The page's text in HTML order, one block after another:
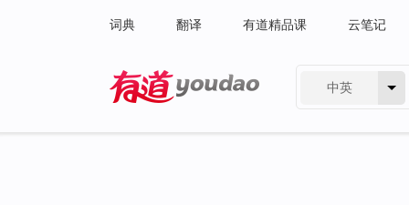
词典 翻译 有道精品课 云笔记
中英